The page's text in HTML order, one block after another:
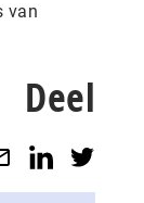
van
Deel